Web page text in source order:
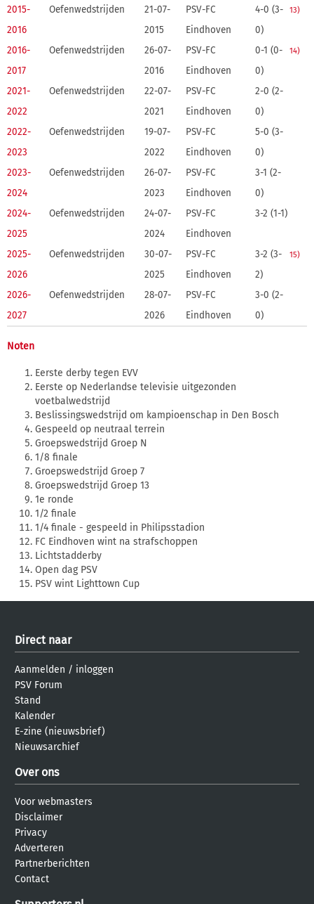
2015-
2016
Oefenwedstrijden
21-07-
2015
PSV-FC
Eindhoven
4-0 (3-
0)
13)
2016-
2017
Oefenwedstrijden
26-07-
2016
PSV-FC
Eindhoven
0-1 (0-
0)
14)
2021-
2022
Oefenwedstrijden
22-07-
2021
PSV-FC
Eindhoven
2-0 (2-
0)
2022-
2023
Oefenwedstrijden
19-07-
2022
PSV-FC
Eindhoven
5-0 (3-
0)
2023-
2024
Oefenwedstrijden
26-07-
2023
PSV-FC
Eindhoven
3-1 (2-
0)
2024-
2025
Oefenwedstrijden
24-07-
2024
PSV-FC
Eindhoven
3-2 (1-1)
2025-
2026
Oefenwedstrijden
30-07-
2025
PSV-FC
Eindhoven
3-2 (3-
2)
15)
2026-
2027
Oefenwedstrijden
28-07-
2026
PSV-FC
Eindhoven
3-0 (2-
0)
Noten
Eerste derby tegen EVV
Eerste op Nederlandse televisie uitgezonden
voetbalwedstrijd
Beslissingswedstrijd om kampioenschap in Den Bosch
Gespeeld op neutraal terrein
Groepswedstrijd Groep N
1/8 finale
Groepswedstrijd Groep 7
Groepswedstrijd Groep 13
1e ronde
1/2 finale
1/4 finale - gespeeld in Philipsstadion
FC Eindhoven wint na strafschoppen
Lichtstadderby
Open dag PSV
PSV wint Lighttown Cup
Direct naar
Aanmelden / inloggen
PSV Forum
Stand
Kalender
E-zine (nieuwsbrief)
Nieuwsarchief
Over ons
Voor webmasters
Disclaimer
Privacy
Adverteren
Partnerberichten
Contact